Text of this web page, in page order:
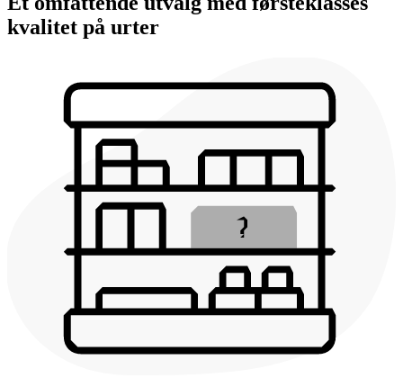
kvalitet på urter